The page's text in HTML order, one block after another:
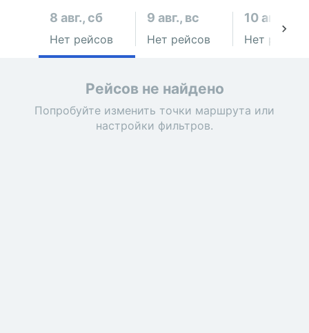
8 авг., сб
Нет рейсов
9 авг., вс
Нет рейсов
10 авг., пн
Нет рейсов
Рейсов не найдено
Попробуйте изменить точки маршрута или
настройки фильтров.